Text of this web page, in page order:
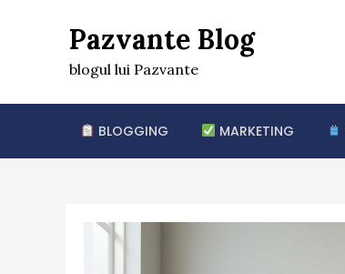
Pazvante Blog
blogul lui Pazvante
BLOGGING MARKETING